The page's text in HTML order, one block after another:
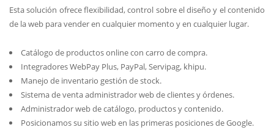
Esta solución ofrece flexibilidad, control sobre el diseño y el contenido
de la web para vender en cualquier momento y en cualquier lugar.
Catálogo de productos online con carro de compra.
Integradores WebPay Plus, PayPal, Servipag, khipu.
Manejo de inventario gestión de stock.
Sistema de venta administrador web de clientes y órdenes.
Administrador web de catálogo, productos y contenido.
Posicionamos su sitio web en las primeras posiciones de Google.